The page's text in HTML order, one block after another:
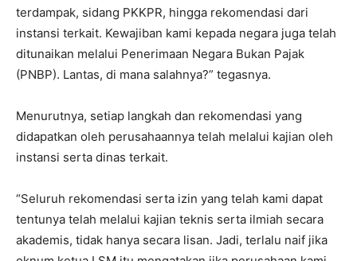
terdampak, sidang PKKPR, hingga rekomendasi dari
instansi terkait. Kewajiban kami kepada negara juga telah
ditunaikan melalui Penerimaan Negara Bukan Pajak
(PNBP). Lantas, di mana salahnya?” tegasnya.
Menurutnya, setiap langkah dan rekomendasi yang
didapatkan oleh perusahaannya telah melalui kajian oleh
instansi serta dinas terkait.
“Seluruh rekomendasi serta izin yang telah kami dapat
tentunya telah melalui kajian teknis serta ilmiah secara
akademis, tidak hanya secara lisan. Jadi, terlalu naif jika